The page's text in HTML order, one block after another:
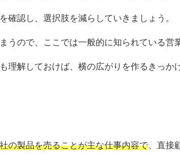
確認し、選択肢を減らしていきましょう。
うので、ここでは一般的に知られている営
理解しておけば、横の広がりを作るきっ
の製品を売ることが主な仕事内容で、直接